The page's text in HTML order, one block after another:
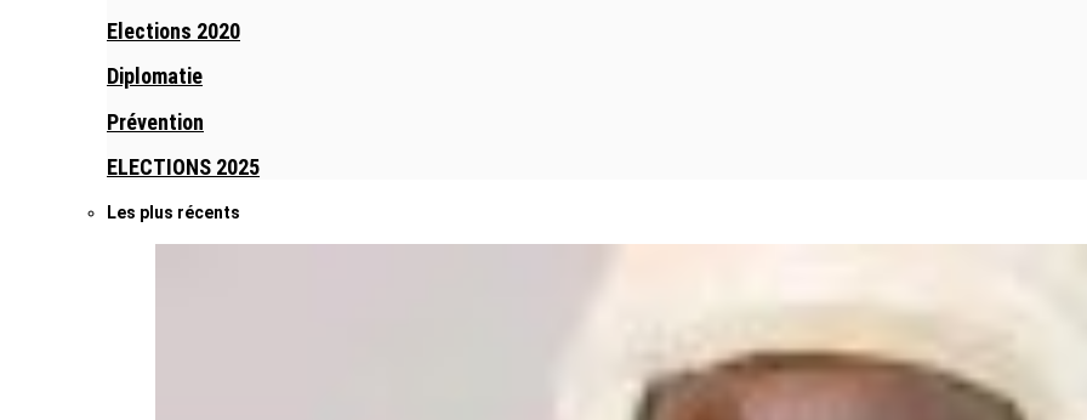
Elections 2020
Diplomatie
Prévention
ELECTIONS 2025
Les plus récents